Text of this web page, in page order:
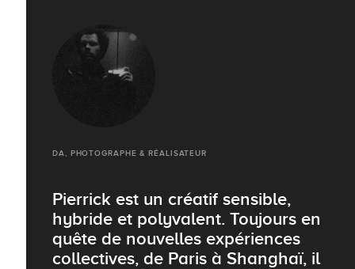
DA, PHOTOGRAPHE & RÉALISATEUR
Pierrick est un créatif sensible,
hybride et polyvalent. Toujours en
quête de nouvelles expériences
collectives, de Paris à Shanghaï, il